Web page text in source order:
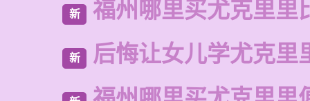
新 福州哪里买尤克里里
新 后悔让女儿学尤克里